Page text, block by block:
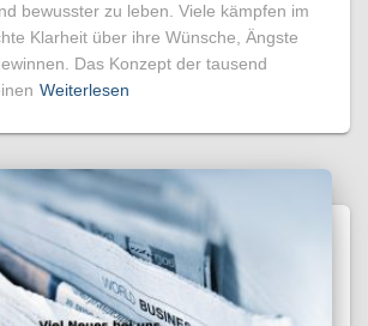
bewusster zu leben. Viele kämpfen im
Klarheit über ihre Wünsche, Ängste
Das Konzept der tausend
Weiterlesen